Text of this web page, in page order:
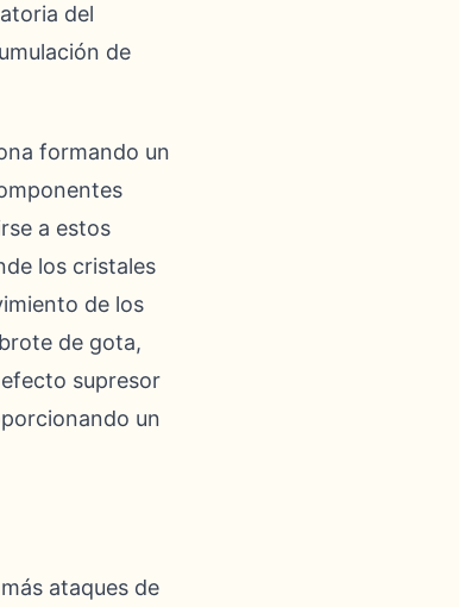
del
de
formando un
a estos
los cristales
de los
de gota,
supresor
un
ataques de